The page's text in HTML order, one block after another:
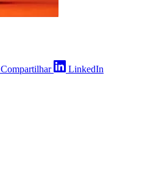
Compartilhar LinkedIn